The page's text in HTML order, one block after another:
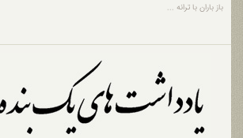
باز باران با ترانه ...